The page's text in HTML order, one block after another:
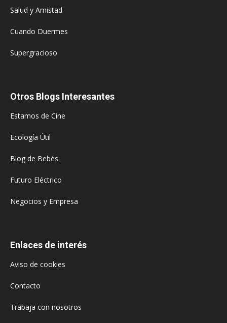
Salud y Amistad
Cuando Duermes
Supergracioso
Otros Blogs Interesantes
Estamos de Cine
Ecología Útil
Blog de Bebés
Futuro Eléctrico
Negocios y Empresa
Enlaces de interés
Aviso de cookies
Contacto
Trabaja con nosotros